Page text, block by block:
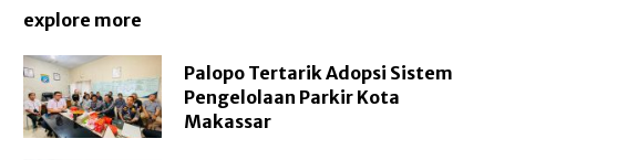
explore more
Palopo Tertarik Adopsi Sistem
Pengelolaan Parkir Kota
Makassar